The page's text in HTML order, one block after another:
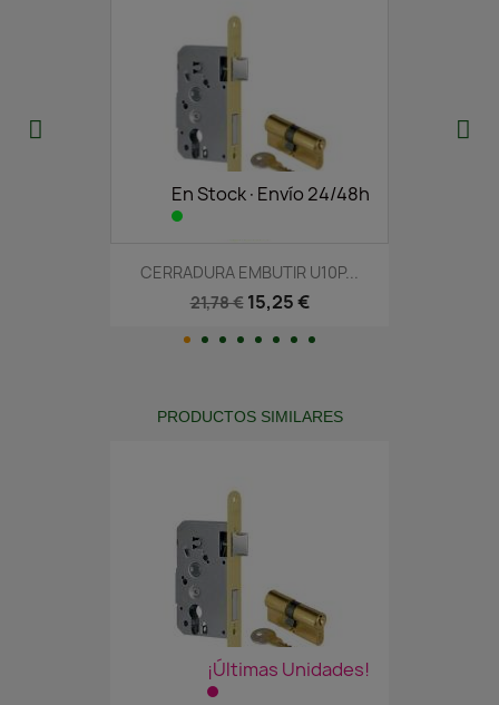
En Stock·Envío 24/48h
CERRADURA EMBUTIR U10P...
21,78 € 15,25 €
PRODUCTOS SIMILARES
¡Últimas Unidades!